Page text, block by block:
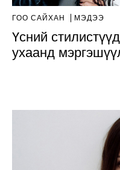
ГОО САЙХАН МЭДЭЭ
Үсний
ухаанд